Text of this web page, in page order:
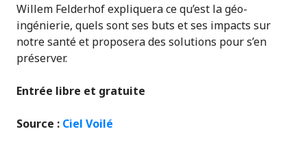
Willem Felderhof expliquera ce qu’est la géo-
ingénierie, quels sont ses buts et ses impacts sur
notre santé et proposera des solutions pour s’en
préserver.
Entrée libre et gratuite
Source : Ciel Voilé